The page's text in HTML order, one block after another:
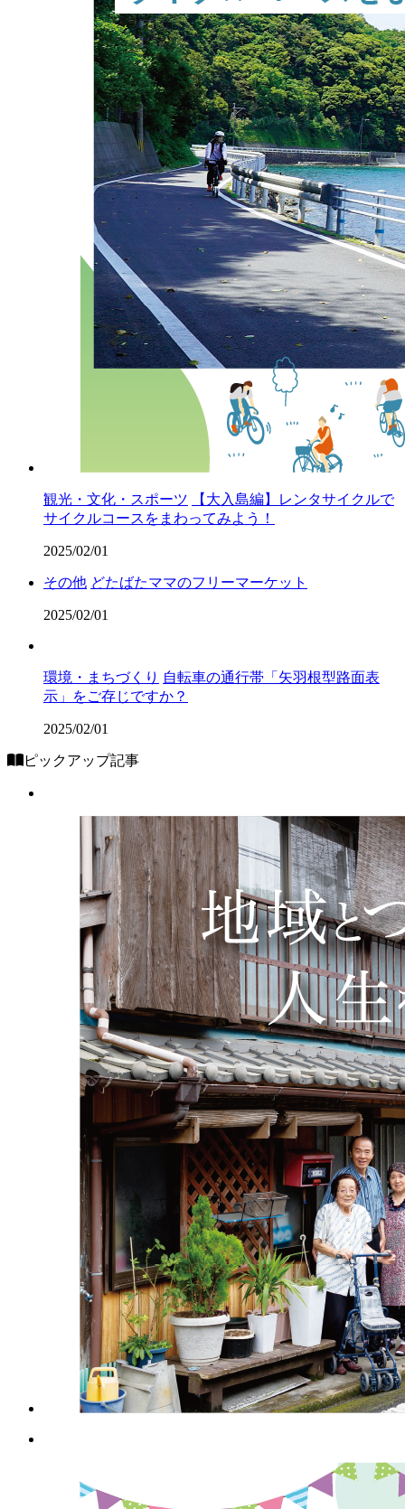
観光・文化・スポーツ
【大入島編】レンタサイクルで
サイクルコースをまわってみよう！
2025/02/01
その他 どたばたママのフリーマーケット
2025/02/01
環境・まちづくり 自転車の通行帯「矢羽根型路面表
示」をご存じですか？
2025/02/01
ピックアップ記事